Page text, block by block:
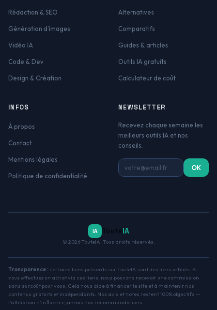
Rédaction & SEO
Génération d'images
Vidéo IA
Code & Dev
Design & Création
Alternatives
Comparatifs
Guides & articles
Outils IA gratuits
Calculateur de coût
INFOS
À propos
Contact
Mentions légales
Politique de confidentialité
NEWSLETTER
Recevez chaque semaine les
meilleurs outils IA et nos
conseils.
Adresse email OK
IA Toute IA
© 2026 TouteIA. Tous droits réservés.
Transparence :certains liens présents sur TouteIA sont des liens affiliés. Si
vous effectuez un achat via ces liens, nous pouvons recevoir une commission
sans surcoût pour vous. Cela nous aide à financer le site et à maintenir nos
contenus gratuits et indépendants. Nos avis et notes restent 100% objectifs —
l'affiliation n'influence jamais nos recommandations.